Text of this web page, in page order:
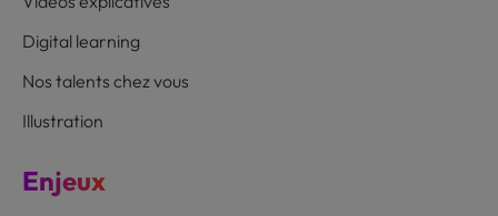
Digital learning
Nos talents chez vous
Illustration
Enjeux